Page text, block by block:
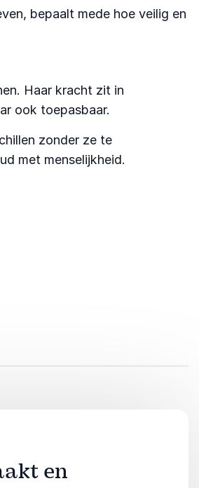
bepaalt mede hoe veilig en
Haar kracht zit in
ook toepasbaar.
zonder ze te
met menselijkheid.
en